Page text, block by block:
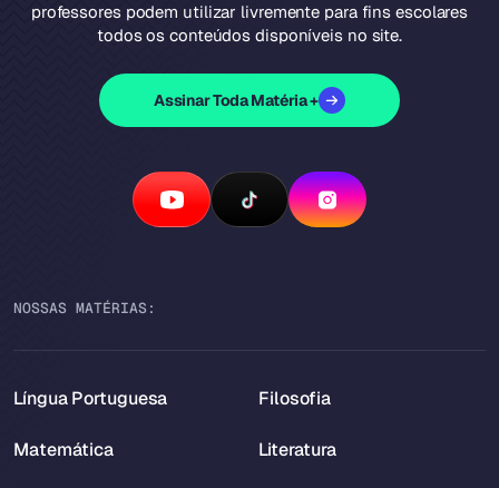
professores podem utilizar livremente para fins escolares
todos os conteúdos disponíveis no site.
Assinar Toda Matéria +
NOSSAS MATÉRIAS:
Língua Portuguesa
Matemática
Filosofia
Literatura